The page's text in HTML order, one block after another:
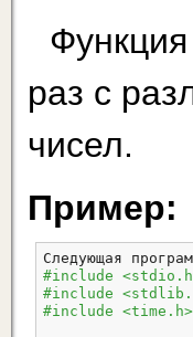
раз с
чисел.
Пример:
Следующая
#include
#include
#include <time.h>